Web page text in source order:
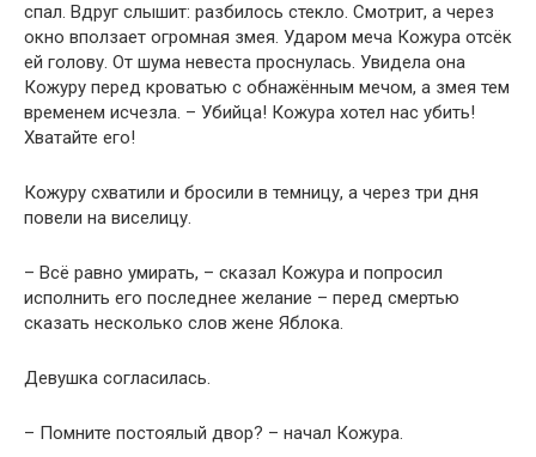
спал. Вдруг слышит: разбилось стекло. Смотрит, а через
окно вползает огромная змея. Ударом меча Кожура отсёк
ей голову. От шума невеста проснулась. Увидела она
Кожуру перед кроватью с обнажённым мечом, а змея тем
временем исчезла. – Убийца! Кожура хотел нас убить!
Хватайте его!
Кожуру схватили и бросили в темницу, а через три дня
повели на виселицу.
– Всё равно умирать, – сказал Кожура и попросил
исполнить его последнее желание – перед смертью
сказать несколько слов жене Яблока.
Девушка согласилась.
– Помните постоялый двор? – начал Кожура.